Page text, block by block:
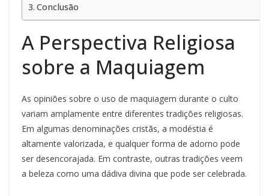
Conclusão
A Perspectiva Religiosa
sobre a Maquiagem
As opiniões sobre o uso de maquiagem durante o culto
variam amplamente entre diferentes tradições religiosas.
Em algumas denominações cristãs, a modéstia é
altamente valorizada, e qualquer forma de adorno pode
ser desencorajada. Em contraste, outras tradições veem
a beleza como uma dádiva divina que pode ser celebrada.